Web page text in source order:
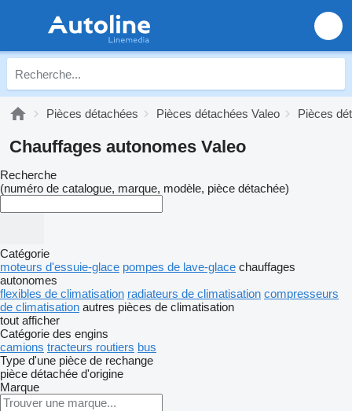
Pièces détachées Pièces détachées Valeo Pièces
Chauffages autonomes Valeo
Recherche
(numéro de catalogue, marque, modèle, pièce détachée)
Catégorie
moteurs d'essuie-glace pompes de lave-glace chauffages
autonomes
flexibles de climatisation radiateurs de climatisation compresseurs
de climatisation autres pièces de climatisation
tout afficher
Catégorie des engins
camions tracteurs routiers bus
Type d'une pièce de rechange
pièce détachée d'origine
Marque